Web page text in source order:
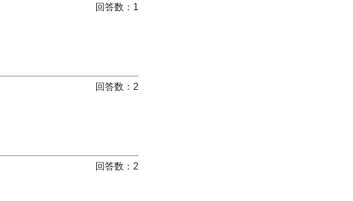
回答数： 1
回答数： 2
回答数： 2